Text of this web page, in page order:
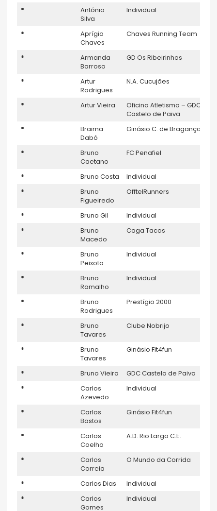
*
António
Silva
Individual
*
Aprígio
Chaves
Chaves Running Team
*
Armanda
Barroso
GD Os Ribeirinhos
*
Artur
Rodrigues
N.A. Cucujães
* Artur Vieira
Oficina Atletismo – GDC
Castelo de Paiva
*
Braima
Dabó
Ginásio C. de Bragança
*
Bruno
Caetano
FC Penafiel
* Bruno Costa
Individual
*
Bruno
Figueiredo
OfftelRunners
* Bruno Gil
Individual
*
Bruno
Macedo
Caga Tacos
*
Bruno
Peixoto
Individual
*
Bruno
Ramalho
Individual
*
Bruno
Rodrigues
Prestígio 2000
*
Bruno
Tavares
Clube Nobrijo
*
Bruno
Tavares
Ginásio Fit4fun
* Bruno Vieira
GDC Castelo de Paiva
*
Carlos
Azevedo
Individual
*
Carlos
Bastos
Ginásio Fit4fun
*
Carlos
Coelho
A.D. Rio Largo C.E.
*
Carlos
Correia
O Mundo da Corrida
* Carlos Dias
Individual
*
Carlos
Gomes
Individual